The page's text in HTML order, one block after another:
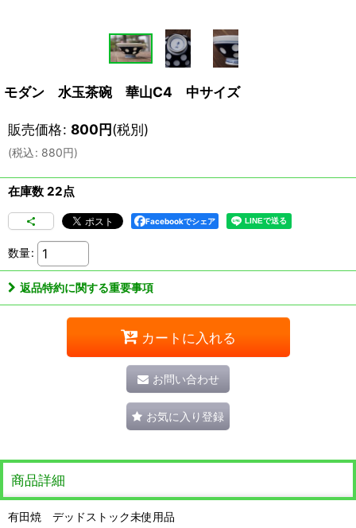
モダン 水玉茶碗 華山C4 中サイズ
販売価格: 800円(税別)
(税込: 880円)
在庫数 22点
Facebookでシェア
数量:
返品特約に関する重要事項
カートに入れる
お問い合わせ
お気に入り登録
商品詳細
有田焼 デッドストック未使用品